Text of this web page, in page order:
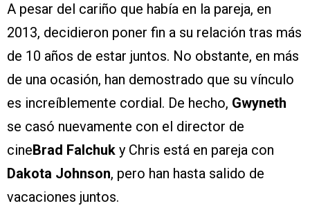
A pesar del cariño que había en la pareja, en
2013, decidieron poner fin a su relación tras más
de 10 años de estar juntos. No obstante, en más
de una ocasión, han demostrado que su vínculo
es increíblemente cordial. De hecho, Gwyneth
se casó nuevamente con el director de
cineBrad Falchuk y Chris está en pareja con
Dakota Johnson, pero han hasta salido de
vacaciones juntos.